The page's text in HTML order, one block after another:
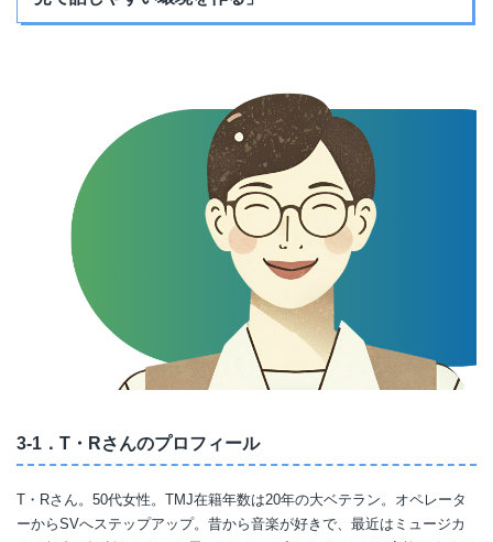
3-1．T・Rさんのプロフィール
T・Rさん。50代女性。TMJ在籍年数は20年の大ベテラン。オペレータ
ーからSVへステップアップ。昔から音楽が好きで、最近はミュージカ